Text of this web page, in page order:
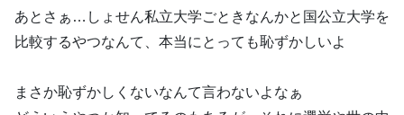
あとさぁ…しょせん私立大学ごときなんかと国公立大学を
比較するやつなんて、本当にとっても恥ずかしいよ
まさか恥ずかしくないなんて言わないよなぁ